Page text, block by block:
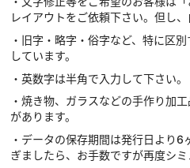
レイアウトをご依頼下さい。但し
・旧字・略字・俗字など、特に区
しています。
・英数字は半角で入力して下さい。
・焼き物、ガラスなどの手作り加
があります。
・データの保存期間は発行日より6
ぎましたら、お手数ですが再度シミ